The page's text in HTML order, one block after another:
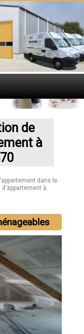
de
à
dans le
à